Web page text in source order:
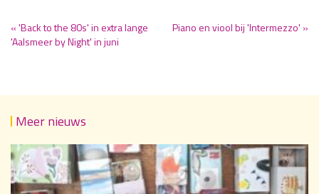
« 'Back to the 80s' in extra lange
'Aalsmeer by Night' in juni
Piano en viool bij 'Intermezzo' »
Meer nieuws